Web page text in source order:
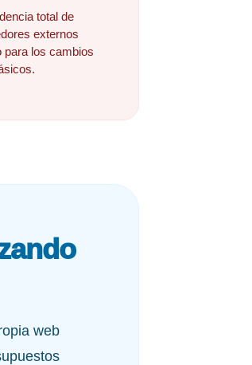
total de
externos
para los cambios
web